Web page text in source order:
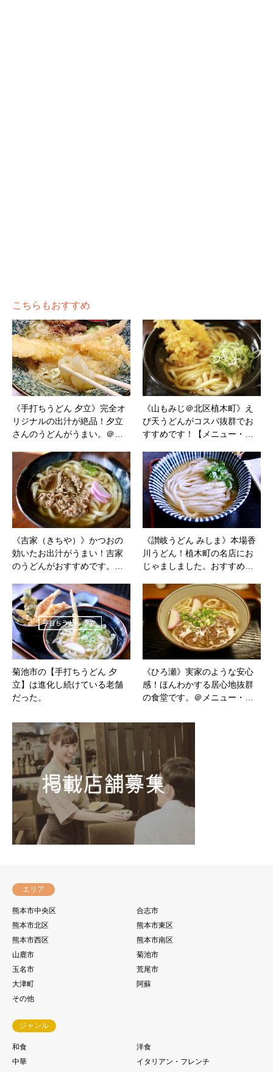
こちらもおすすめ
《手打ちうどん 夕立》完全オ
リジナルの出汁が絶品！夕立
さんのうどんがうまい。＠…
《山もみじ＠北区植木町》え
び天うどんがコスパ抜群でお
すすめです！【メニュー・…
《吉家（きちや）》かつおの
効いたお出汁がうまい！吉家
のうどんがおすすめです。…
《讃岐うどん みしま》本場香
川うどん！植木町の名店にお
じゃましました。おすすめ…
菊池市の【手打ちうどん 夕
立】は進化し続けている老舗
だった。
《ひろ瀬》実家のような安心
感！ほんわかする居心地抜群
の食堂です。＠メニュー・…
エリア
熊本市中央区
合志市
熊本市北区
熊本市東区
熊本市西区
熊本市南区
山鹿市
菊池市
玉名市
荒尾市
大津町
阿蘇
その他
ジャンル
和食
洋食
中華
イタリアン・フレンチ